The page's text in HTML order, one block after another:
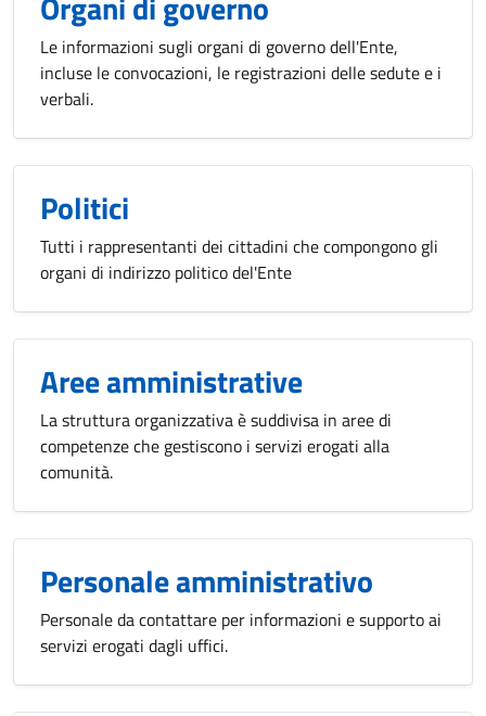
Le informazioni sugli organi di governo dell'Ente,
incluse le convocazioni, le registrazioni delle sedute e i
verbali.
Politici
Tutti i rappresentanti dei cittadini che compongono gli
organi di indirizzo politico del'Ente
Aree amministrative
La struttura organizzativa è suddivisa in aree di
competenze che gestiscono i servizi erogati alla
comunità.
Personale amministrativo
Personale da contattare per informazioni e supporto ai
servizi erogati dagli uffici.